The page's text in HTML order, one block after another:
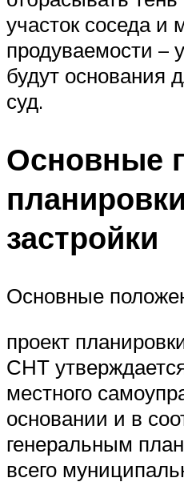
участок соседа и
продуваемости –
будут основания
суд.
Основные
застройки
Основные
проект
СНТ
местного
основании и в
генеральным
всего